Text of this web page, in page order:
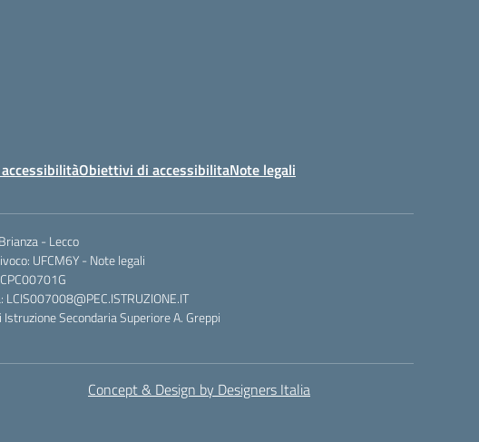
Obiettivi di accessibilitaNote legali
- Lecco
UFCM6Y - Note legali
Secondaria Superiore A. Greppi
Concept & Design by Designers Italia